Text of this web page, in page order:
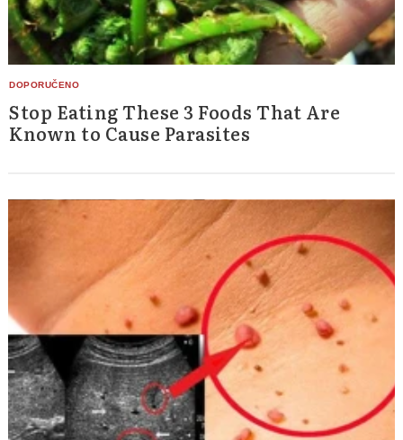
Stop Eating These 3 Foods That Are
Known to Cause Parasites